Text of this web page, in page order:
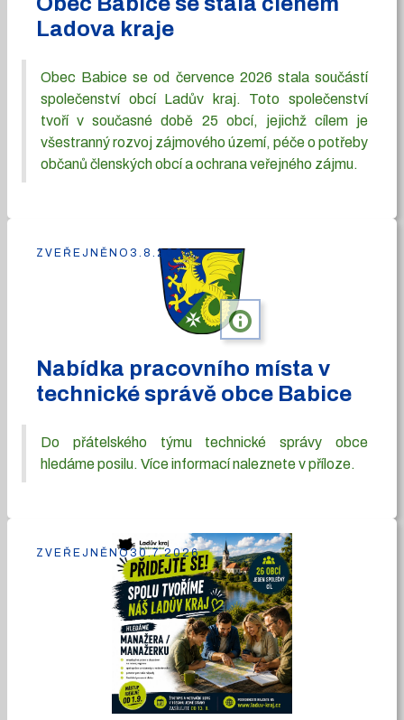
Ladova kraje
Obec Babice se od července 2026 stala součástí
společenství obcí Ladův kraj. Toto společenství
tvoří v současné době 25 obcí, jejichž cílem je
všestranný rozvoj zájmového území, péče o potřeby
občanů členských obcí a ochrana veřejného zájmu.
info
Nabídka pracovního místa v
technické správě obce Babice
Do přátelského týmu technické správy obce
hledáme posilu. Více informací naleznete v příloze.
ZVEŘEJNĚNO 3.8.2026
ZVEŘEJNĚNO30.7.2026